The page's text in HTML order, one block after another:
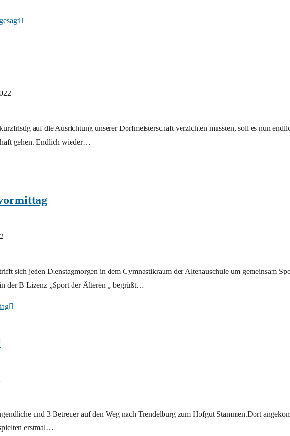
auf die Ausrichtung unserer Dorfmeisterschaft verzichten mussten, soll es nun
gehen. Endlich wieder…
sich jeden Dienstagmorgen in dem Gymnastikraum der Altenauschule um gemeinsam
der B Lizenz „Sport der Älteren „ begrüßt…
und 3 Betreuer auf den Weg nach Trendelburg zum Hofgut Stammen.Dort
erstmal…